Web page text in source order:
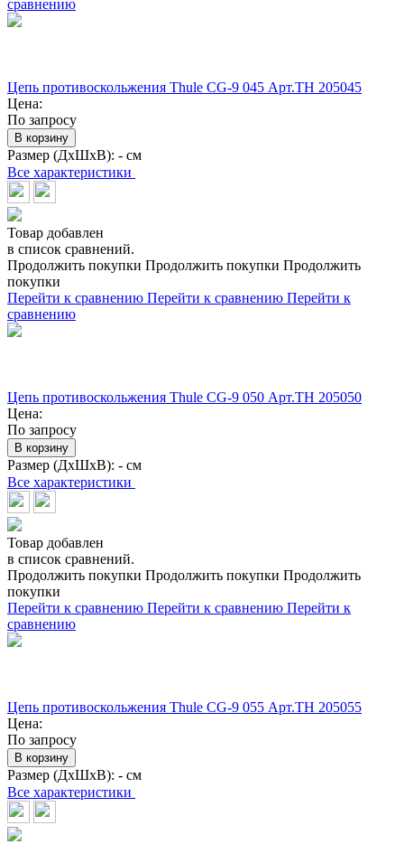
сравнению
Цепь противоскольжения Thule CG-9 045 Арт.TH 205045
Цена:
По запросу
В корзину
Размер (ДхШхВ): - см
Все характеристики
Товар добавлен
в список сравнений.
Продолжить покупки Продолжить покупки Продолжить
покупки
Перейти к сравнению Перейти к сравнению Перейти к
сравнению
Цепь противоскольжения Thule CG-9 050 Арт.TH 205050
Цена:
По запросу
В корзину
Размер (ДхШхВ): - см
Все характеристики
Товар добавлен
в список сравнений.
Продолжить покупки Продолжить покупки Продолжить
покупки
Перейти к сравнению Перейти к сравнению Перейти к
сравнению
Цепь противоскольжения Thule CG-9 055 Арт.TH 205055
Цена:
По запросу
В корзину
Размер (ДхШхВ): - см
Все характеристики